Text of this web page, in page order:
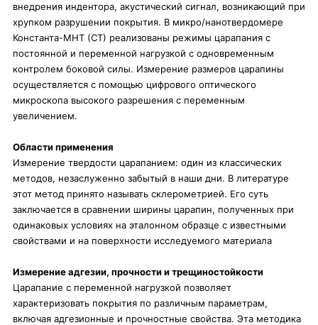
внедрения индентора, акустический сигнал, возникающий при
хрупком разрушении покрытия. В микро/нанотвердомере
Константа-МНТ (СТ) реализованы режимы царапания с
постоянной и переменной нагрузкой с одновременным
контролем боковой силы. Измерение размеров царапины
осуществляется с помощью цифрового оптического
микроскопа высокого разрешения с переменным
увеличением.
Области применения
Измерение твердости царапанием: один из классических
методов, незаслуженно забытый в наши дни. В литературе
этот метод принято называть склерометрией. Его суть
заключается в сравнении ширины царапин, полученных при
одинаковых условиях на эталонном образце с известными
свойствами и на поверхности исследуемого материала
Измерение адгезии, прочности и трещиностойкости
Царапание с переменной нагрузкой позволяет
характеризовать покрытия по различным параметрам,
включая адгезионные и прочностные свойства. Эта методика